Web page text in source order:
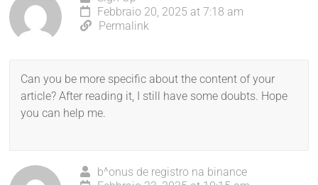
Febbraio 20, 2025 at 7:18 am
Permalink
Can you be more specific about the content of your
article? After reading it, I still have some doubts. Hope
you can help me.
b^onus de registro na binance